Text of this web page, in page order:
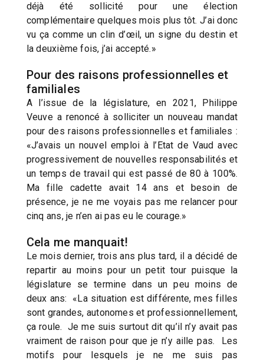
déjà été sollicité pour une élection
complémentaire quelques mois plus tôt. J’ai donc
vu ça comme un clin d’œil, un signe du destin et
la deuxième fois, j’ai accepté.»
Pour des raisons professionnelles et
familiales
A l’issue de la législature, en 2021, Philippe
Veuve a renoncé à solliciter un nouveau mandat
pour des raisons professionnelles et familiales :
«J’avais un nouvel emploi à l’Etat de Vaud avec
progressivement de nouvelles responsabilités et
un temps de travail qui est passé de 80 à 100%.
Ma fille cadette avait 14 ans et besoin de
présence, je ne me voyais pas me relancer pour
cinq ans, je n’en ai pas eu le courage.»
Cela me manquait!
Le mois dernier, trois ans plus tard, il a décidé de
repartir au moins pour un petit tour puisque la
législature se termine dans un peu moins de
deux ans: «La situation est différente, mes filles
sont grandes, autonomes et professionnellement,
ça roule. Je me suis surtout dit qu’il n’y avait pas
vraiment de raison pour que je n’y aille pas. Les
motifs pour lesquels je ne me suis pas